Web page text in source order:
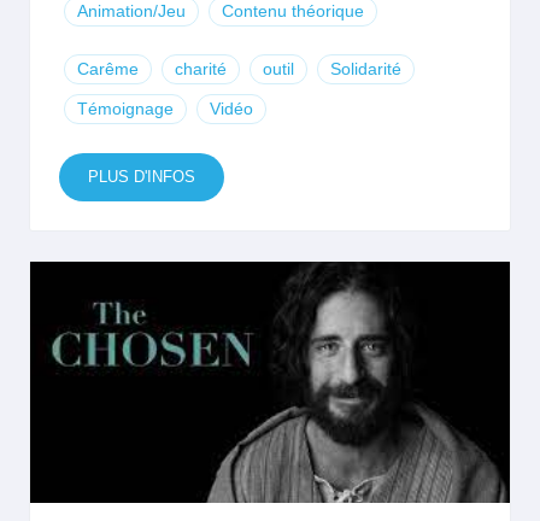
Animation/Jeu Contenu théorique
Carême charité outil Solidarité
Témoignage Vidéo
PLUS D'INFOS